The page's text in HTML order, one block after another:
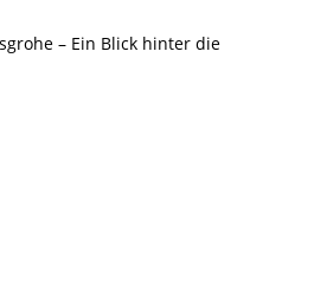
– Ein Blick hinter die